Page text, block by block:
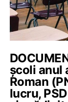
școli anul
Roman
lucru,